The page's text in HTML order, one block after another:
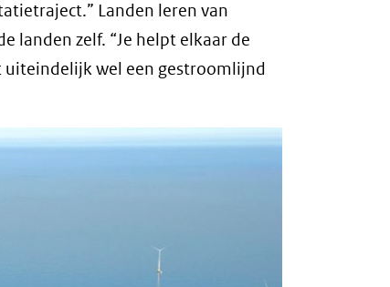
Landen leren van
landen zelf. “Je helpt elkaar de
wel een gestroomlijnd